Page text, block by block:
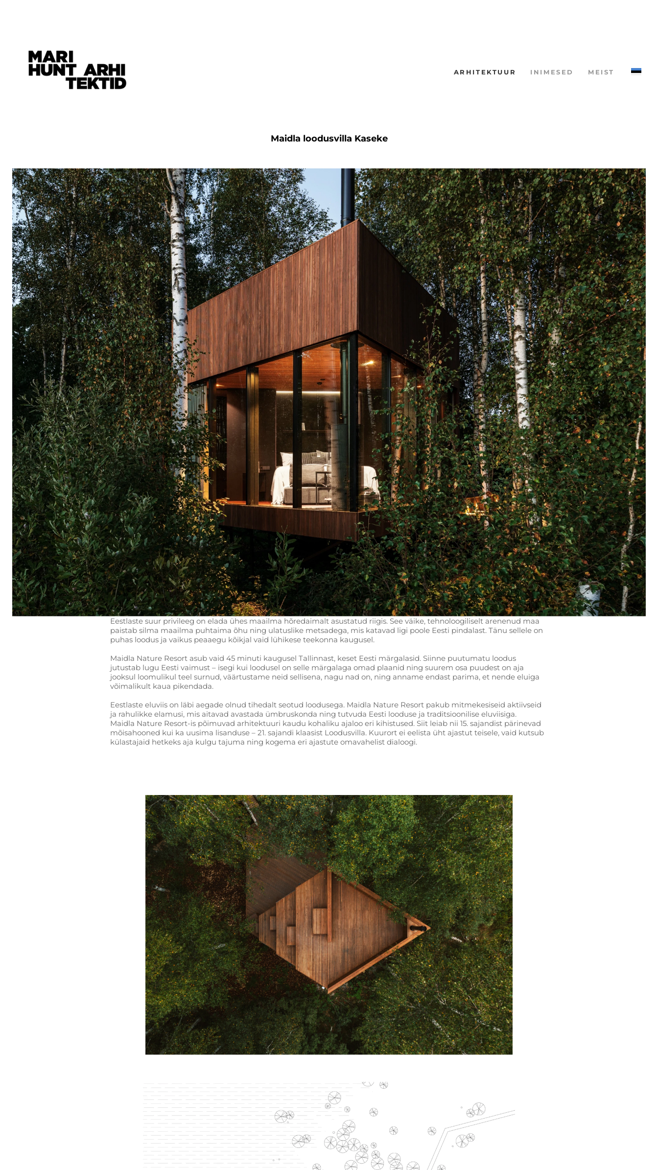
ARHITEKTUUR INIMESED MEIST
Maidla loodusvilla Kaseke
Eestlaste suur privileeg on elada ühes maailma hõredaimalt asustatud riigis. See väike, tehnoloogiliselt arenenud maa
paistab silma maailma puhtaima õhu ning ulatuslike metsadega, mis katavad ligi poole Eesti pindalast. Tänu sellele on
puhas loodus ja vaikus peaaegu kõikjal vaid lühikese teekonna kaugusel.
Maidla Nature Resort asub vaid 45 minuti kaugusel Tallinnast, keset Eesti märgalasid. Siinne puutumatu loodus
jutustab lugu Eesti vaimust – isegi kui loodusel on selle märgalaga omad plaanid ning suurem osa puudest on aja
jooksul loomulikul teel surnud, väärtustame neid sellisena, nagu nad on, ning anname endast parima, et nende eluiga
võimalikult kaua pikendada.
Eestlaste eluviis on läbi aegade olnud tihedalt seotud loodusega. Maidla Nature Resort pakub mitmekesiseid aktiivseid
ja rahulikke elamusi, mis aitavad avastada ümbruskonda ning tutvuda Eesti looduse ja traditsioonilise eluviisiga.
Maidla Nature Resort-is põimuvad arhitektuuri kaudu kohaliku ajaloo eri kihistused. Siit leiab nii 15. sajandist pärinevad
mõisahooned kui ka uusima lisanduse – 21. sajandi klaasist Loodusvilla. Kuurort ei eelista üht ajastut teisele, vaid kutsub
külastajaid hetkeks aja kulgu tajuma ning kogema eri ajastute omavahelist dialoogi.